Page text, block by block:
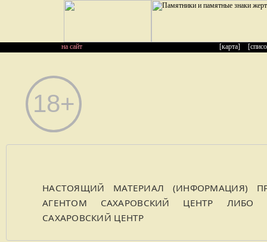
на сайт [карта]
НАСТОЯЩИЙ МАТЕРИАЛ (ИНФОРМАЦИЯ)
АГЕНТОМ САХАРОВСКИЙ ЦЕНТР ЛИБО
САХАРОВСКИЙ ЦЕНТР